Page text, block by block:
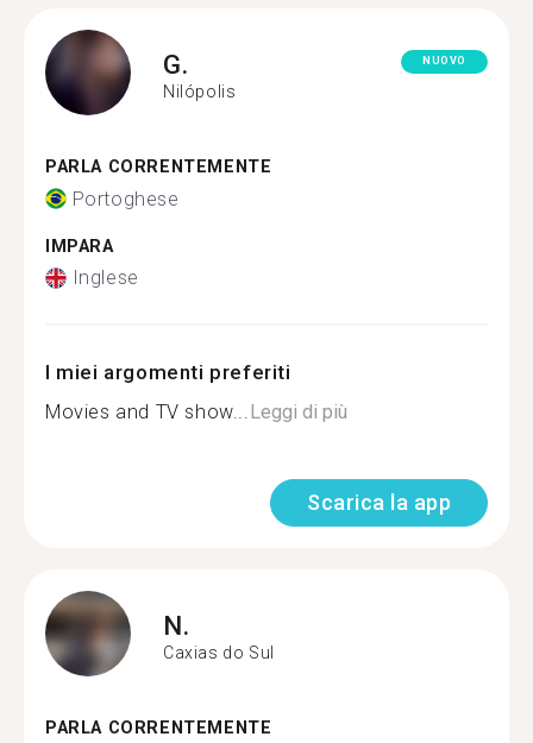
G.
Nilópolis
NUOVO
PARLA CORRENTEMENTE
Portoghese
IMPARA
Inglese
I miei argomenti preferiti
Movies and TV show...Leggi di più
Scarica la app
N.
Caxias do Sul
PARLA CORRENTEMENTE